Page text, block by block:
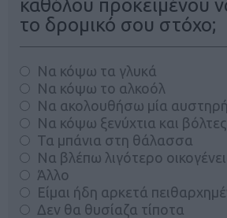
καθόλου προκειμένου
το δρομικό σου στόχο;
Να κόψω τα γλυκά
Να κόψω το αλκοόλ
Να ακολουθήσω μία
Να κόψω ξενύχτια και βόλτες
Τα μπάνια στη θάλασσα
Να βλέπω λιγότερο
Άλλο
Είμαι ήδη αρκετά
Δεν θα θυσίαζα τίποτα